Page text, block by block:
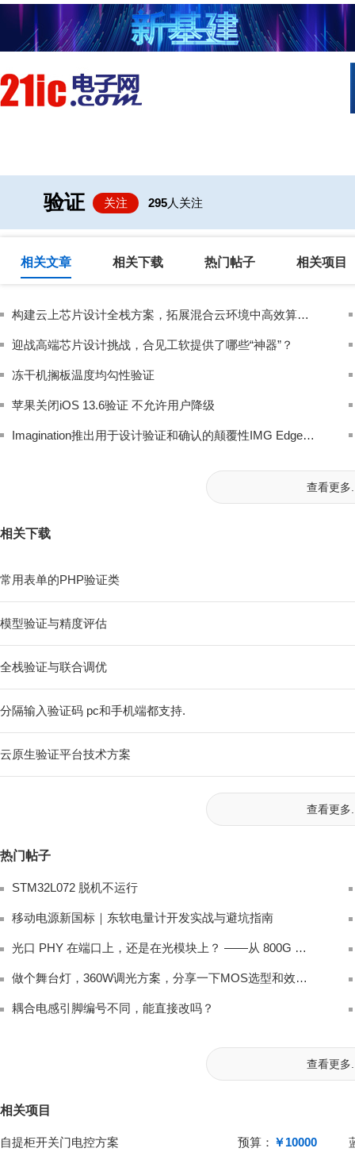
验证 关注 295人关注
相关文章 相关下载 热门帖子 相关项目
构建云上芯片设计全栈方案，拓展混合云环境中高效算力支持｜紫光发布芯片云3.0解决方案
迎战高端芯片设计挑战，合见工软提供了哪些“神器”？
冻干机搁板温度均勾性验证
苹果关闭iOS 13.6验证 不允许用户降级
Imagination推出用于设计验证和确认的颠覆性IMG Edge服务平台
查看更多
相关下载
常用表单的PHP验证类
模型验证与精度评估
全栈验证与联合调优
分隔输入验证码 pc和手机端都支持.
云原生验证平台技术方案
查看更多
热门帖子
STM32L072 脱机不运行
移动电源新国标｜东软电量计开发实战与避坑指南
光口 PHY 在端口上，还是在光模块上？ ——从 800G 架构讲起
做个舞台灯，360W调光方案，分享一下MOS选型和效率优化
耦合电感引脚编号不同，能直接改吗？
查看更多
相关项目
自提柜开关门电控方案 预算： ￥10000